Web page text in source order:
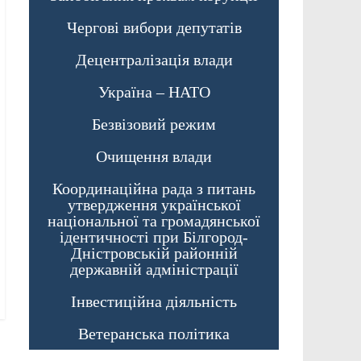
Чергові вибори депутатів
Децентралізація влади
Україна – НАТО
Безвізовий режим
Очищення влади
Координаційна рада з питань
утвердження української
національної та громадянської
ідентичності при Білгород-
Дністровській районній
державній адміністрації
Інвестиційна діяльність
Ветеранська політика